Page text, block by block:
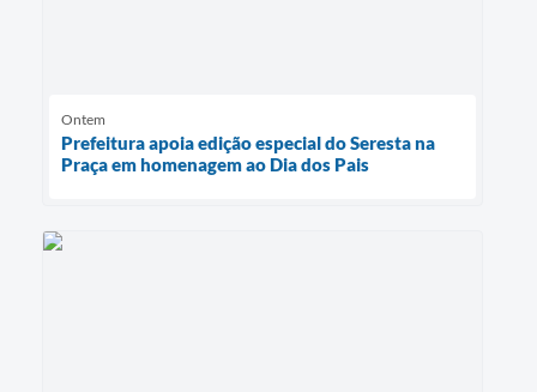
Ontem
Prefeitura apoia edição especial do Seresta na
Praça em homenagem ao Dia dos Pais